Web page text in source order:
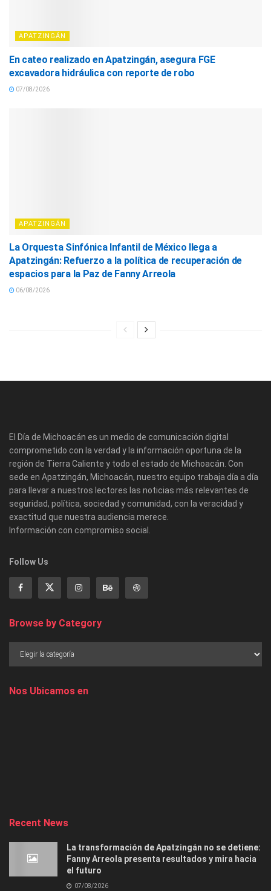
APATZINGÁN
En cateo realizado en Apatzingán, asegura FGE
excavadora hidráulica con reporte de robo
07/08/2026
APATZINGÁN
La Orquesta Sinfónica Infantil de México llega a
Apatzingán: Refuerzo a la política de recuperación de
espacios para la Paz de Fanny Arreola
06/08/2026
El Día de Michoacán es un medio de comunicación digital
comprometido con la verdad y la información oportuna de la
región de Tierra Caliente y todo el estado de Michoacán. Con
sede en Apatzingán, Michoacán, nuestro equipo trabaja día a día
para llevar a nuestros lectores las noticias más relevantes de
seguridad, política, sociedad y comunidad, con la veracidad y
exactitud que nuestra audiencia merece.
Información con compromiso social.
Follow Us
Browse by Category
Nos Ubicamos en
Recent News
La transformación de Apatzingán no se detiene:
Fanny Arreola presenta resultados y mira hacia
el futuro
07/08/2026